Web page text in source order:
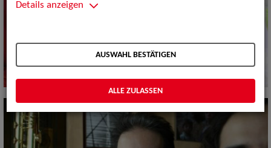
Details anzeigen
AUSWAHL BESTÄTIGEN
ALLE ZULASSEN